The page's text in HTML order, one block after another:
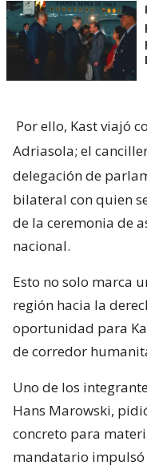
Por ello, Kast viajó
Adriasola; el
delegación de
bilateral con quien
de la ceremonia de
nacional.
Esto no solo marca
región hacia la
oportunidad para
de corredor
Uno de los
Hans Marowski,
concreto para
mandatario impulsó